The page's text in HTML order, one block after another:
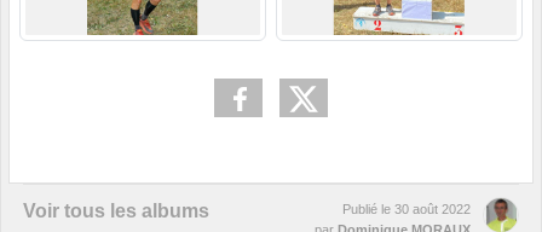
Voir tous les albums
Publié le 30 août 2022